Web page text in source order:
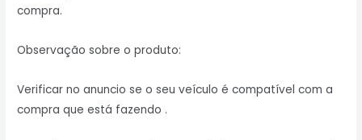
compra.
Observação sobre o produto:
Verificar no anuncio se o seu veículo é compatível com a
compra que está fazendo .